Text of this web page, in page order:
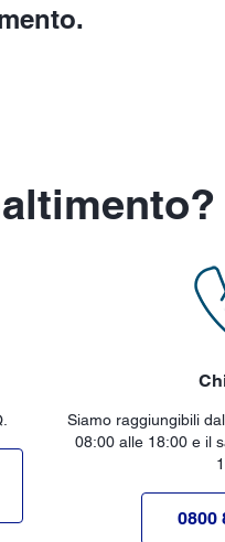
Siamo raggiungibili
08:00 alle 18:00 e il
0800